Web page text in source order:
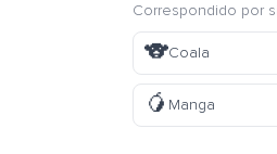
Correspondido por
🐨Coala
🥭 Manga